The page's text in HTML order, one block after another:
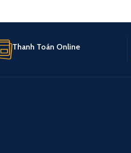
Thanh Toán Online